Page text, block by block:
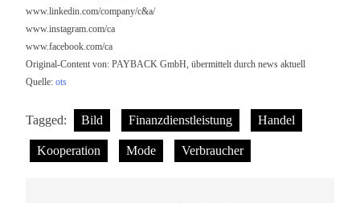
www.linkedin.com/company/c&a/
www.instagram.com/ca
www.facebook.com/ca
Original-Content von: PAYBACK GmbH, übermittelt durch news aktuell
Quelle: ots
Tagged: Bild Finanzdienstleistung Handel
Kooperation Mode Verbraucher